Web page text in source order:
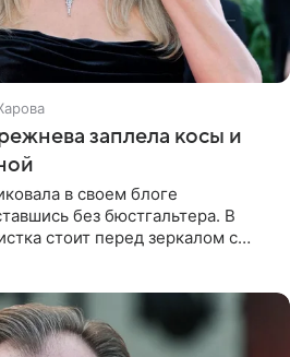
заплела косы и
в своем блоге
без бюстгальтера. В
стоит перед зеркалом с